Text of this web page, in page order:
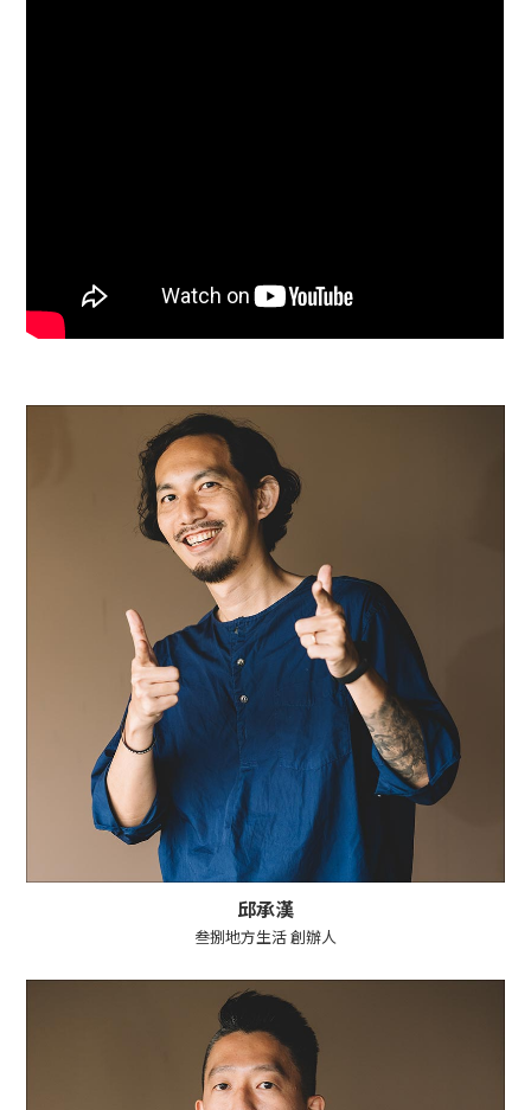
邱承漢
叁捌地方生活 創辦人